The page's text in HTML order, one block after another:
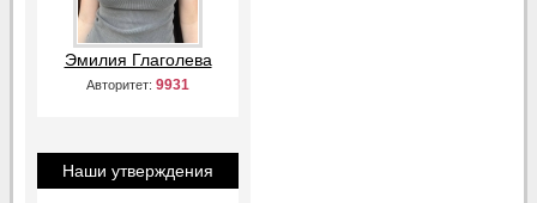
Эмилия Глаголева
Авторитет: 9931
Наши утверждения